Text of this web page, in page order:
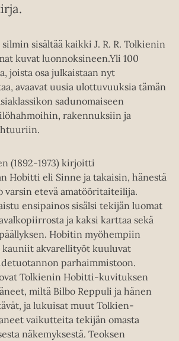
sisältää kaikki J. R. R. Tolkienin
kuvat luonnoksineen.Yli 100
joista osa julkaistaan nyt
avaavat uusia ulottuvuuksia tämän
sadunomaiseen
rakennuksiin ja
(1892-1973) kirjoitti
Hobitti eli Sinne ja takaisin, hänestä
varsin etevä amatööritaiteilija.
ensipainos sisälsi tekijän luomat
ja kaksi karttaa sekä
Hobitin myöhempiin
akvarellityöt kuuluvat
parhaimmistoon.
Tolkienin Hobitti-kuvituksen
miltä Bilbo Reppuli ja hänen
ja lukuisat muut Tolkien-
vaikutteita tekijän omasta
näkemyksestä. Teoksen